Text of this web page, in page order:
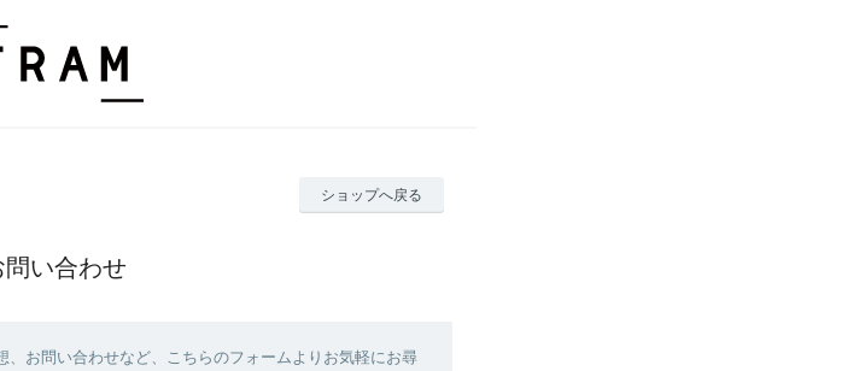
ショップへ戻る
問い合わせ
お問い合わせなど、こちらのフォームよりお気軽にお尋